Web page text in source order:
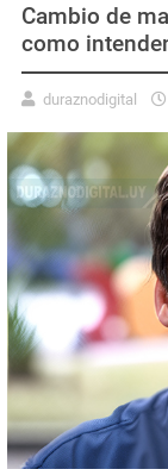
Cambio de
como
duraznodigital